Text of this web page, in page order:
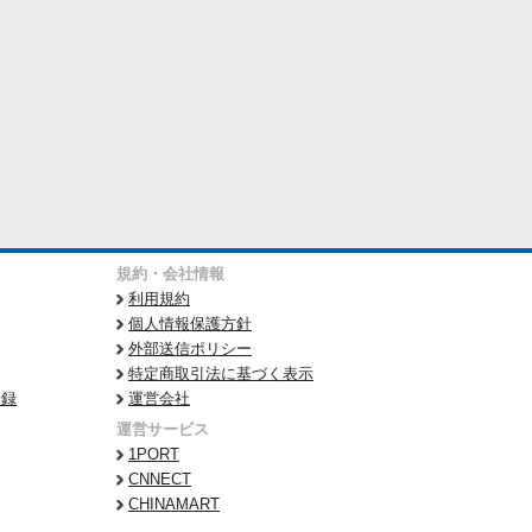
規約・会社情報
利用規約
個人情報保護方針
外部送信ポリシー
特定商取引法に基づく表示
運営会社
運営サービス
1PORT
CNNECT
CHINAMART